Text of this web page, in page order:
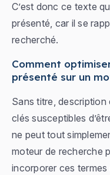
C’est donc ce texte
présenté, car il se
recherché.
Comment
présenté sur un
Sans titre,
clés susceptibles
ne peut tout
moteur de recherche
incorporer ces termes